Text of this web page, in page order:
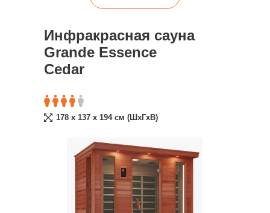
Инфракрасная сауна
Grande Essence
Cedar
178 x 137 x 194 cм (ШxГxВ)